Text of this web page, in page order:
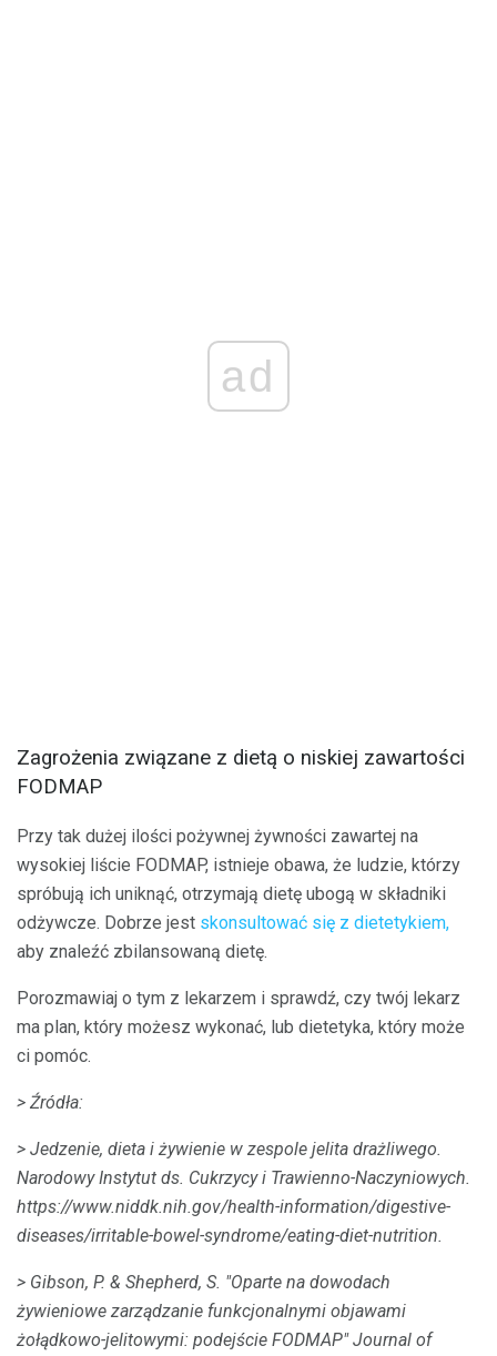
ad
Zagrożenia związane z dietą o niskiej zawartości
FODMAP
Przy tak dużej ilości pożywnej żywności zawartej na
wysokiej liście FODMAP, istnieje obawa, że ​​ludzie, którzy
spróbują ich uniknąć, otrzymają dietę ubogą w składniki
odżywcze. Dobrze jest skonsultować się z dietetykiem,
aby znaleźć zbilansowaną dietę.
Porozmawiaj o tym z lekarzem i sprawdź, czy twój lekarz
ma plan, który możesz wykonać, lub dietetyka, który może
ci pomóc.
> Źródła:
> Jedzenie, dieta i żywienie w zespole jelita drażliwego.
Narodowy Instytut ds. Cukrzycy i Trawienno-Naczyniowych.
https://www.niddk.nih.gov/health-information/digestive-
diseases/irritable-bowel-syndrome/eating-diet-nutrition.
> Gibson, P. & Shepherd, S. "Oparte na dowodach
żywieniowe zarządzanie funkcjonalnymi objawami
żołądkowo-jelitowymi: podejście FODMAP"Journal of